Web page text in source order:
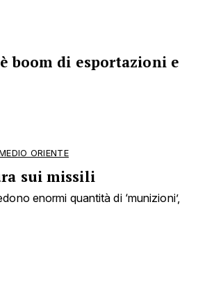
boom di esportazioni e
ORIENTE
sui missili
enormi quantità di ‘munizioni’,